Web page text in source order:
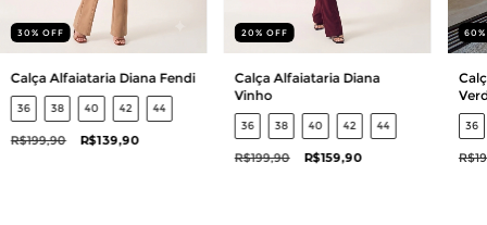
30 % OFF
Calça Alfaiataria Diana Fendi
36 38 40 42 44
R$199,90 R$139,90
20 % OFF
Calça Alfaiataria Diana
Vinho
36 38 40 42 44
R$199,90 R$159,90
60
36